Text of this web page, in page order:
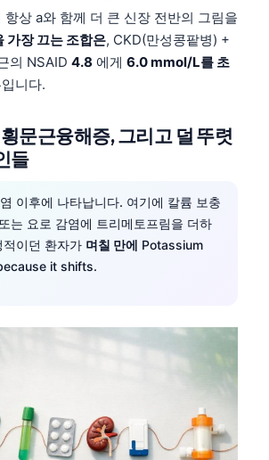
항상 a와 함께 더 큰 신장 전반의 그림을
가장 끄는 조합은, CKD(만성콩팥병) +
의 NSAID 4.8 에게 6.0 mmol/L를 초
니다.
문근융해증, 그리고 덜 뚜렷
들
이후에 나타납니다. 여기에 칼륨 보충
는 요로 감염에 트리메토프림을 더하
이던 환자가 며칠 만에 Potassium
it shifts.